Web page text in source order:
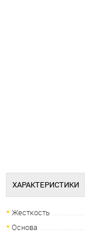
ХАРАКТЕРИСТИКИ
Жесткость
Основа